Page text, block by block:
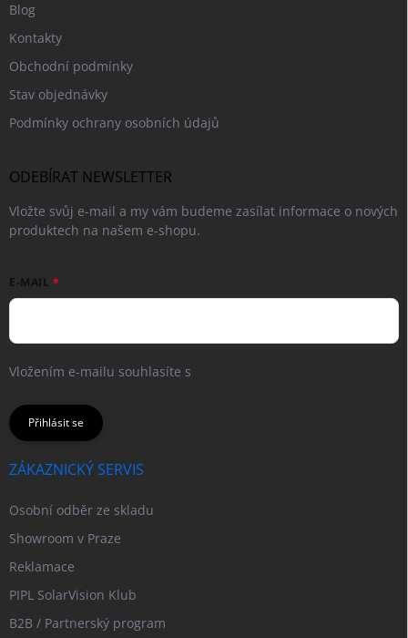
Blog
Kontakty
Obchodní podmínky
Stav objednávky
Podmínky ochrany osobních údajů
ODEBÍRAT NEWSLETTER
Vložte svůj e-mail a my vám budeme zasílat informace o nových
produktech na našem e-shopu.
E-MAIL
Vložením e-mailu souhlasíte s
Přihlásit se
ZÁKAZNICKÝ SERVIS
Osobní odběr ze skladu
Showroom v Praze
Reklamace
PIPL SolarVision Klub
B2B / Partnerský program